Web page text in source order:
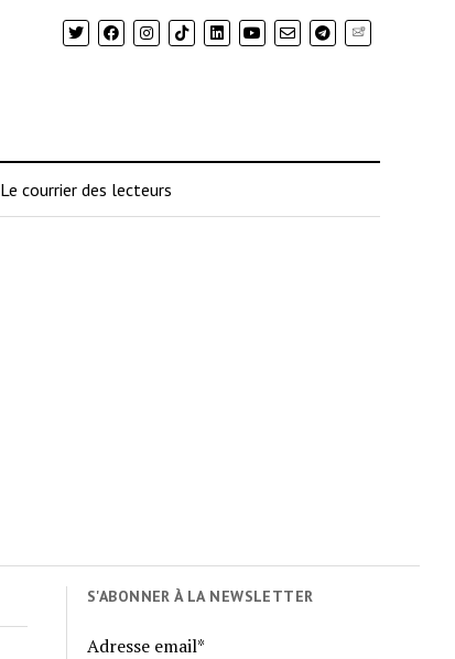
Newsletter
Le courrier des lecteurs
S'ABONNER À LA NEWSLETTER
Adresse email*